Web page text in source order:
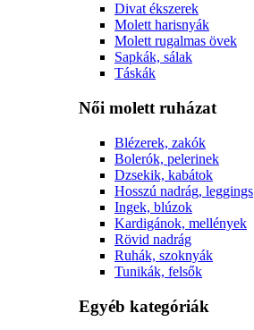
Divat ékszerek
Molett harisnyák
Molett rugalmas övek
Sapkák, sálak
Táskák
Női molett ruházat
Blézerek, zakók
Bolerók, pelerinek
Dzsekik, kabátok
Hosszú nadrág, leggings
Ingek, blúzok
Kardigánok, mellények
Rövid nadrág
Ruhák, szoknyák
Tunikák, felsők
Egyéb kategóriák